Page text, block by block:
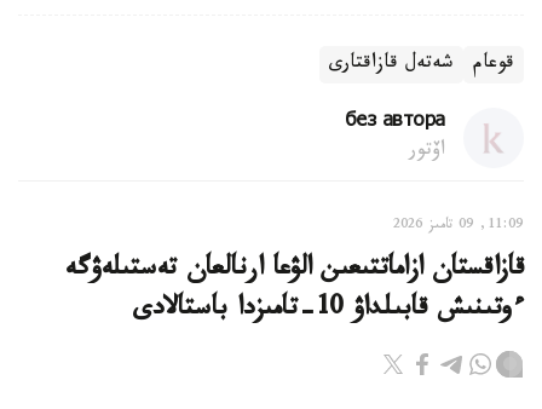
قوعام شەتەل قازاقتارى
без автора
اۆتور
11:09, 09 تامىز 2026
قازاقستان ازاماتتىعىن الۋعا ارنالعان تەستىلەۋگە
ءوتىنىش قابىلداۋ 10-تامىزدا باستالادى